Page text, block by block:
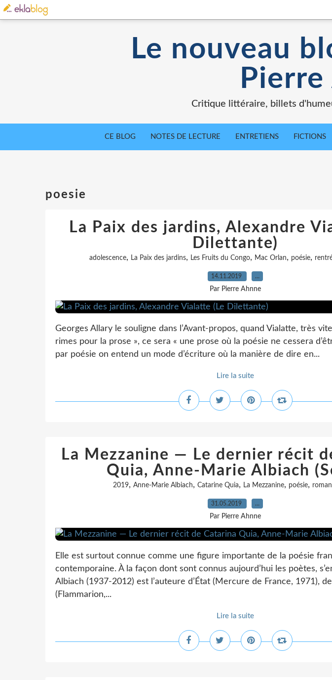
Le nouveau
Critique littéraire, billets
CE BLOG NOTES DE LECTURE ENTRETIENS FICTIONS
poesie
La Paix des jardins, Alexandre
Dilettante)
adolescence, La Paix des jardins, Les Fruits du Congo, Mac Orlan, poésie,
14.11.2019 …
Par Pierre Ahnne
Georges Allary le souligne dans l’Avant-propos, quand Vialatte, très
rimes pour la prose », ce sera « une prose où la poésie ne cessera
par poésie on entend un mode d’écriture où la manière de dire en...
Lire la suite
La Mezzanine — Le dernier récit
Quia, Anne-Marie Albiach
2019, Anne-Marie Albiach, Catarine Quia, La Mezzanine, poésie,
31.05.2019 …
Par Pierre Ahnne
Elle est surtout connue comme une figure importante de la poésie
contemporaine. À la façon dont sont connus aujourd’hui les poètes,
Albiach (1937-2012) est l’auteure d’État (Mercure de France, 1971),
(Flammarion,...
Lire la suite